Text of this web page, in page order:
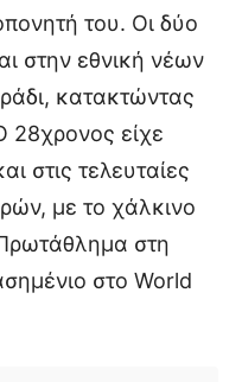
του. Οι δύο
στην εθνική νέων
κατακτώντας
είχε
στις τελευταίες
με το χάλκινο
στη
στο World